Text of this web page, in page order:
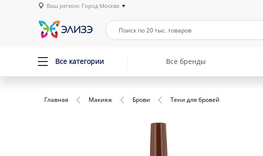
Ваш регион: Город Москва
Все категории Все бренды
Главная Макияж Брови Тени для бровей